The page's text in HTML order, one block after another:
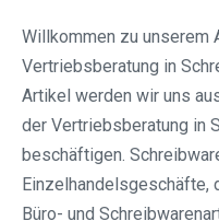
Willkommen zu unserem
Vertriebsberatung in
Artikel werden wir uns
der Vertriebsberatung in
beschäftigen.
Einzelhandelsgeschäfte,
Büro- und